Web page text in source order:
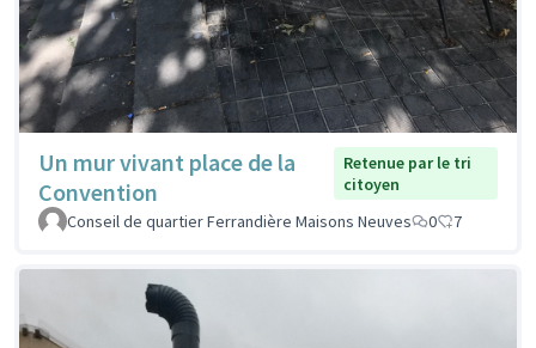
Un mur vivant place de la
Convention
Retenue par le tri
citoyen
Conseil de quartier Ferrandière Maisons Neuves
0 7